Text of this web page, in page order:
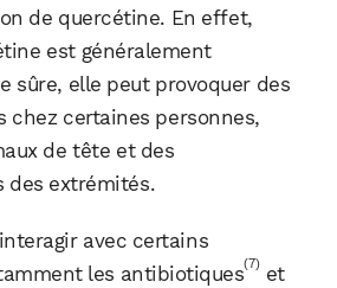
de quercétine. En effet,
est généralement
sûre, elle peut provoquer des
chez certaines personnes,
de tête et des
des extrémités.
avec certains
les antibiotiques(7) et